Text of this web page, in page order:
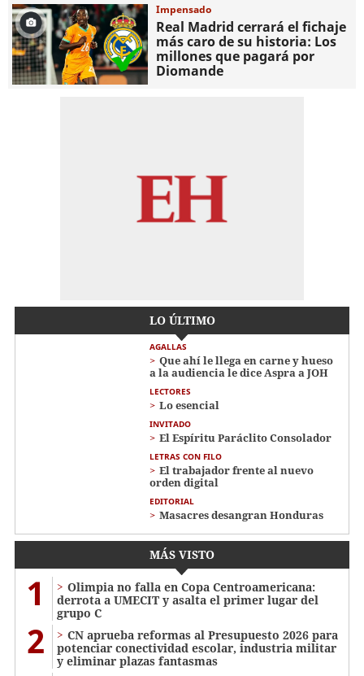
Impensado
Real Madrid cerrará el fichaje
más caro de su historia: Los
millones que pagará por
Diomande
LO ÚLTIMO
AGALLAS
Que ahí le llega en carne y hueso
a la audiencia le dice Aspra a JOH
LECTORES
Lo esencial
INVITADO
El Espíritu Paráclito Consolador
LETRAS CON FILO
El trabajador frente al nuevo
orden digital
EDITORIAL
Masacres desangran Honduras
MÁS VISTO
1
Olimpia no falla en Copa Centroamericana:
derrota a UMECIT y asalta el primer lugar del
grupo C
2
CN aprueba reformas al Presupuesto 2026 para
potenciar conectividad escolar, industria militar
y eliminar plazas fantasmas